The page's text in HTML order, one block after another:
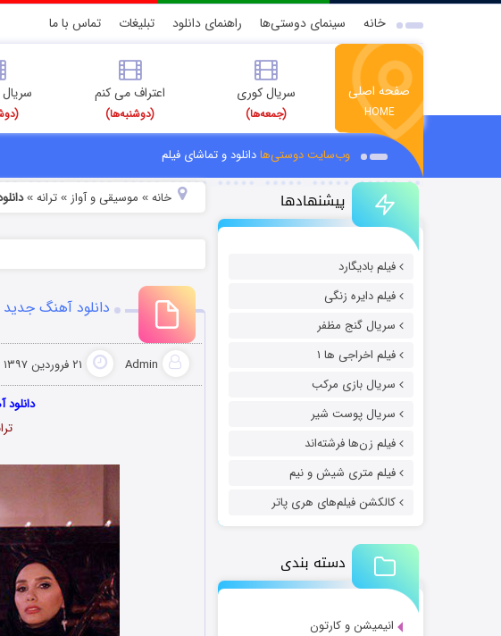
خانه سینمای دوستی‌ها راهنمای دانلود تبلیغات تماس با ما
صفحه اصلی
HOME
سریال کوری
(جمعه‌ها)
اعتراف می کنم
(دوشنبه‌ها)
وب‌سایت دوستی‌هادانلود و تماشای فیلم
پیشنهادها
فیلم بادیگارد
فیلم دایره زنگی
سریال گنج مظفر
فیلم اخراجی ها ۱
سریال بازی مرکب
سریال پوست شیر
فیلم زن‌ها فرشته‌اند
فیلم متری شیش و نیم
کالکشن فیلم‌های هری پاتر
دسته بندی
انیمیشن و کارتون
خانه» موسیقی و آواز » ترانه»
دانلود آهنگ
Admin ۲۱ فروردین ۱۳۹۷